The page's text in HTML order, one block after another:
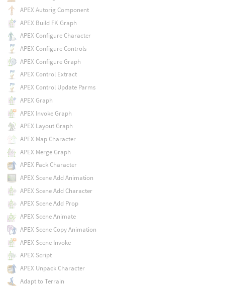
APEX Autorig Component
APEX Build FK Graph
APEX Configure Character
APEX Configure Controls
APEX Configure Graph
APEX Control Extract
APEX Control Update Parms
APEX Graph
APEX Invoke Graph
APEX Layout Graph
APEX Map Character
APEX Merge Graph
APEX Pack Character
APEX Scene Add Animation
APEX Scene Add Character
APEX Scene Add Prop
APEX Scene Animate
APEX Scene Copy Animation
APEX Scene Invoke
APEX Script
APEX Unpack Character
Adapt to Terrain